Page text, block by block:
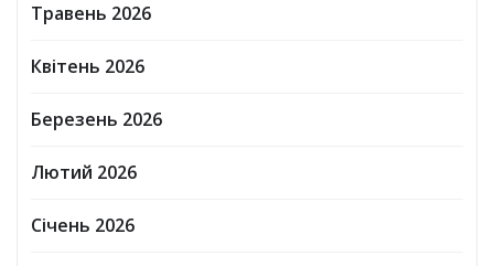
Травень 2026
Квітень 2026
Березень 2026
Лютий 2026
Січень 2026